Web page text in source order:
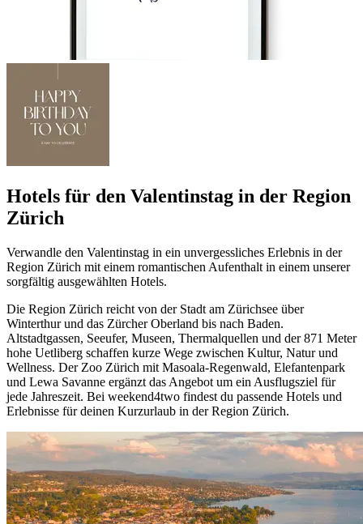
Hotels für den Valentinstag in der Region
Zürich
Verwandle den Valentinstag in ein unvergessliches Erlebnis in der
Region Zürich mit einem romantischen Aufenthalt in einem unserer
sorgfältig ausgewählten Hotels.
Die Region Zürich reicht von der Stadt am Zürichsee über
Winterthur und das Zürcher Oberland bis nach Baden.
Altstadtgassen, Seeufer, Museen, Thermalquellen und der 871 Meter
hohe Uetliberg schaffen kurze Wege zwischen Kultur, Natur und
Wellness. Der Zoo Zürich mit Masoala-Regenwald, Elefantenpark
und Lewa Savanne ergänzt das Angebot um ein Ausflugsziel für
jede Jahreszeit. Bei weekend4two findest du passende Hotels und
Erlebnisse für deinen Kurzurlaub in der Region Zürich.